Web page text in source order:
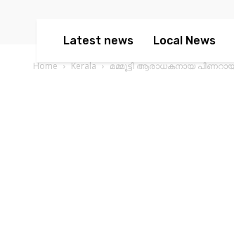
Latest news Local News
Home Kerala മമ്മൂട്ടി ആരാധകനായ